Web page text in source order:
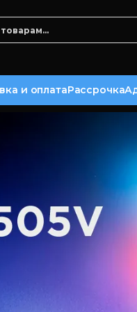
и оплатаРассрочка